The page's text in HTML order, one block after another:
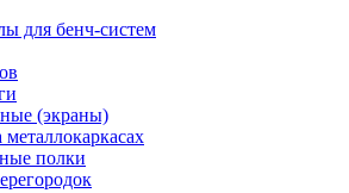
для бенч-систем
(экраны)
полки